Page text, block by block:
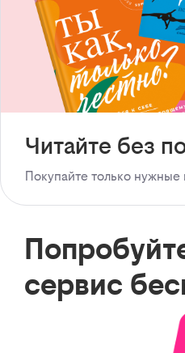
Читайте без
Покупайте только нужные
сервис